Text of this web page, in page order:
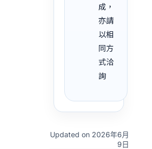
成，
亦請
以相
同方
式洽
詢
Updated on 2026年6月
9日